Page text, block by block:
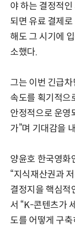
야 하는 결정적
되면 유료 결제
해도 그 시기에
소했다.
그는 이번 긴급
속도를 획기적으
안정적으로 운영
가”며 기대감을
양윤호 한국영화
“지식재산권과
결정지을 핵심적
서 “K-콘텐츠가
도를 어떻게 구